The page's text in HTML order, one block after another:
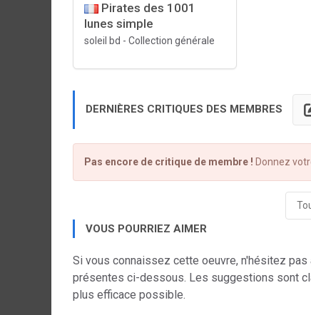
Pirates des 1001
lunes simple
soleil bd - Collection générale
DERNIÈRES CRITIQUES DES MEMBRES
Pas encore de critique de membre ! Donnez
VOUS POURRIEZ AIMER
Si vous connaissez cette oeuvre, n'hésitez
présentes ci-dessous. Les suggestions sont
plus efficace possible.